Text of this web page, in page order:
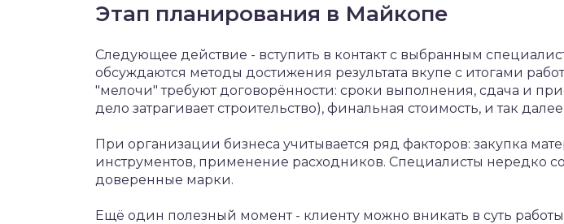
Этап планирования в Майкопе
Следующее действие - вступить в контакт с выбранным
обсуждаются методы достижения результата вкупе с итогами
"мелочи" требуют договорённости: сроки выполнения, сдача и
дело затрагивает строительство), финальная стоимость, и так далее.
При организации бизнеса учитывается ряд факторов: закупка
инструментов, применение расходников. Специалисты нередко
доверенные марки.
Ещё один полезный момент - клиенту можно вникать в суть